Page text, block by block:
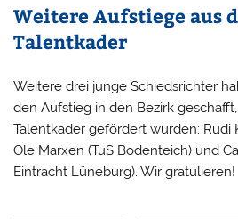
Weitere Aufstiege aus
Talentkader
Weitere drei junge Schiedsrichter
den Aufstieg in den Bezirk
Talentkader gefördert wurden: Rudi
Ole Marxen (TuS Bodenteich) und
Eintracht Lüneburg). Wir gratulieren!